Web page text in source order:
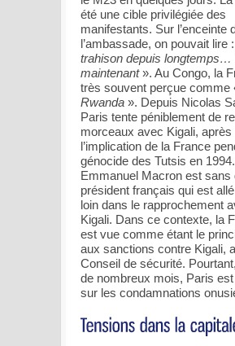
été une cible privilégiée des
manifestants. Sur l’enceinte
l’ambassade, on pouvait lire
trahison depuis longtemps…
maintenant». Au Congo, la
très souvent perçue comme
Rwanda ». Depuis Nicolas
Paris tente péniblement de
morceaux avec Kigali, après
l’implication de la France
génocide des Tutsis en 1994.
Emmanuel Macron est sans
président français qui est
loin dans le rapprochement
Kigali. Dans ce contexte, la
est vue comme étant le
aux sanctions contre Kigali,
Conseil de sécurité.
de nombreux mois, Paris
sur les condamnations